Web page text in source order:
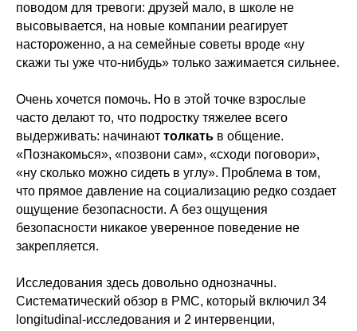
поводом для тревоги: друзей мало, в школе не
высовывается, на новые компании реагирует
настороженно, а на семейные советы вроде «ну
скажи ты уже что-нибудь» только зажимается сильнее.
Очень хочется помочь. Но в этой точке взрослые
часто делают то, что подростку тяжелее всего
выдерживать: начинают толкать в общение.
«Познакомься», «позвони сам», «сходи поговори»,
«ну сколько можно сидеть в углу». Проблема в том,
что прямое давление на социализацию редко создает
ощущение безопасности. А без ощущения
безопасности никакое уверенное поведение не
закрепляется.
Исследования здесь довольно однозначны.
Систематический обзор в PMC, который включил 34
longitudinal-исследования и 2 интервенции,